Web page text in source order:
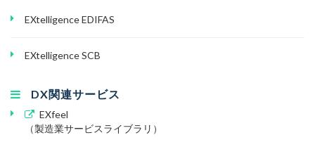
EXtelligence EDIFAS
EXtelligence SCB
DX関連サービス
EXfeel
（製造業サービスライブラリ）